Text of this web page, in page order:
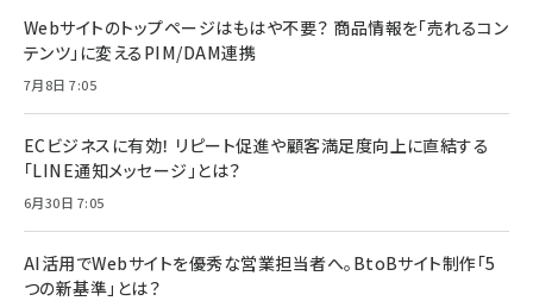
Webサイトのトップページはもはや不要？ 商品情報を「売れるコン
テンツ」に変えるPIM/DAM連携
7月8日 7:05
ECビジネスに有効！ リピート促進や顧客満足度向上に直結する
「LINE通知メッセージ」とは？
6月30日 7:05
AI活用でWebサイトを優秀な営業担当者へ。BtoBサイト制作「5
つの新基準」とは？